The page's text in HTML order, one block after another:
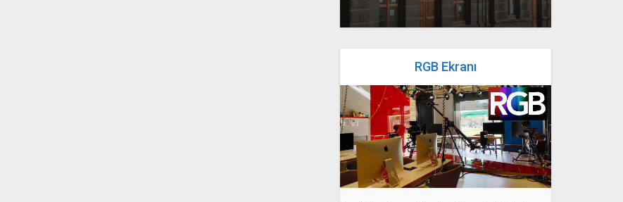
RGB Ekranı